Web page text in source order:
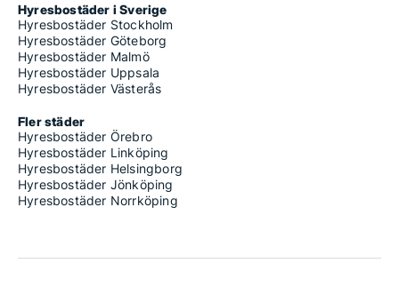
Hyresbostäder i Sverige
Hyresbostäder Stockholm
Hyresbostäder Göteborg
Hyresbostäder Malmö
Hyresbostäder Uppsala
Hyresbostäder Västerås
Fler städer
Hyresbostäder Örebro
Hyresbostäder Linköping
Hyresbostäder Helsingborg
Hyresbostäder Jönköping
Hyresbostäder Norrköping